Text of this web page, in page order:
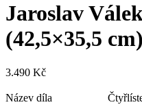
Jaroslav
(42,5×35,5 cm)
3.490 Kč
Název díla